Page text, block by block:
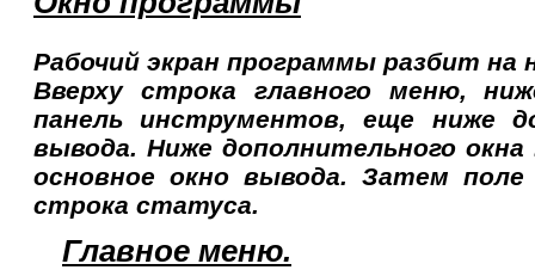
Рабочий экран программы разбит на
Вверху строка главного меню,
панель инструментов, еще ниже
вывода. Ниже дополнительного
основное окно вывода. Затем
строка статуса.
Главное меню.